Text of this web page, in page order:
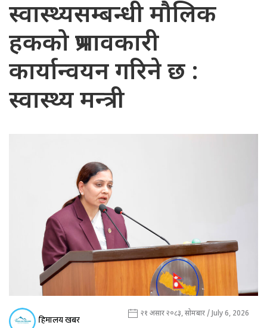
स्वास्थ्यसम्बन्धी मौलिक
हकको प्रभावकारी
कार्यान्वयन गरिने छ :
स्वास्थ्य मन्त्री
हिमालय खबर २१ असार २०८३, सोमबार / July 6, 2026